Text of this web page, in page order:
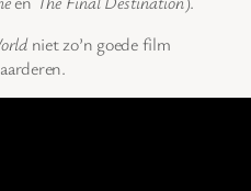
niet zo’n goede film